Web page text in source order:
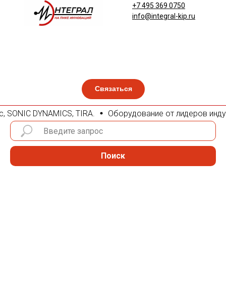
Связаться
+7 495 369 0750
info@integral-kip.ru
DYNAMICS, TIRA. Оборудование от лидеров
Поиск